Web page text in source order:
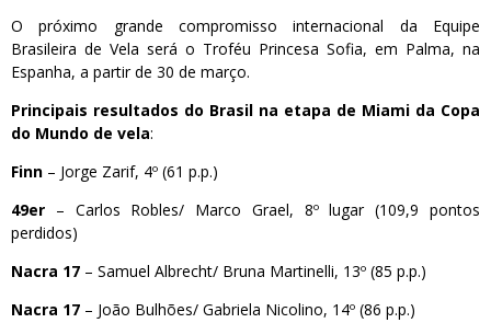
O próximo grande compromisso internacional da Equipe
Brasileira de Vela será o Troféu Princesa Sofia, em Palma, na
Espanha, a partir de 30 de março.
Principais resultados do Brasil na etapa de Miami da Copa
do Mundo de vela:
Finn – Jorge Zarif, 4º (61 p.p.)
49er – Carlos Robles/ Marco Grael, 8º lugar (109,9 pontos
perdidos)
Nacra 17 – Samuel Albrecht/ Bruna Martinelli, 13º (85 p.p.)
Nacra 17 – João Bulhões/ Gabriela Nicolino, 14º (86 p.p.)